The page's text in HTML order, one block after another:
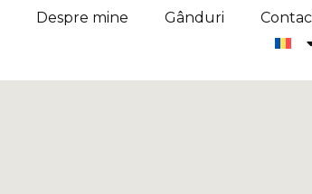
Despre mine Gânduri